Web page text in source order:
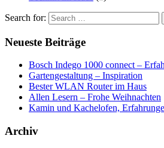
Search for:
Neueste Beiträge
Bosch Indego 1000 connect –
Gartengestaltung – Inspiration
Bester WLAN Router im Haus
Allen Lesern – Frohe Weihnachten
Kamin und Kachelofen,
Archiv